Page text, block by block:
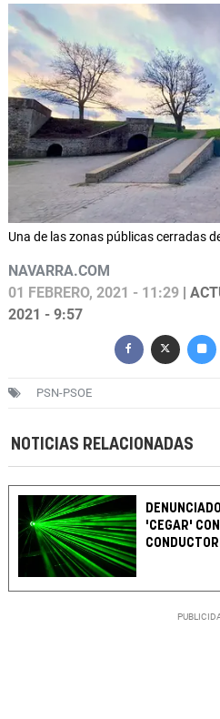
Una de las zonas públicas cerradas
NAVARRA.COM
01 FEBRERO, 2021 - 11:29 |
2021 - 9:57
PSN-PSOE
NOTICIAS RELACIONADAS
'CEGAR'